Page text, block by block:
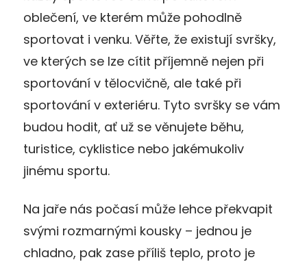
oblečení, ve kterém může pohodlně
sportovat i venku. Věřte, že existují svršky,
ve kterých se lze cítit příjemně nejen při
sportování v tělocvičně, ale také při
sportování v exteriéru. Tyto svršky se vám
budou hodit, ať už se věnujete běhu,
turistice, cyklistice nebo jakémukoliv
jinému sportu.
Na jaře nás počasí může lehce překvapit
svými rozmarnými kousky – jednou je
chladno, pak zase příliš teplo, proto je